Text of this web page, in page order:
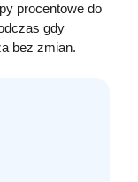
procentowe do
gdy
bez zmian.